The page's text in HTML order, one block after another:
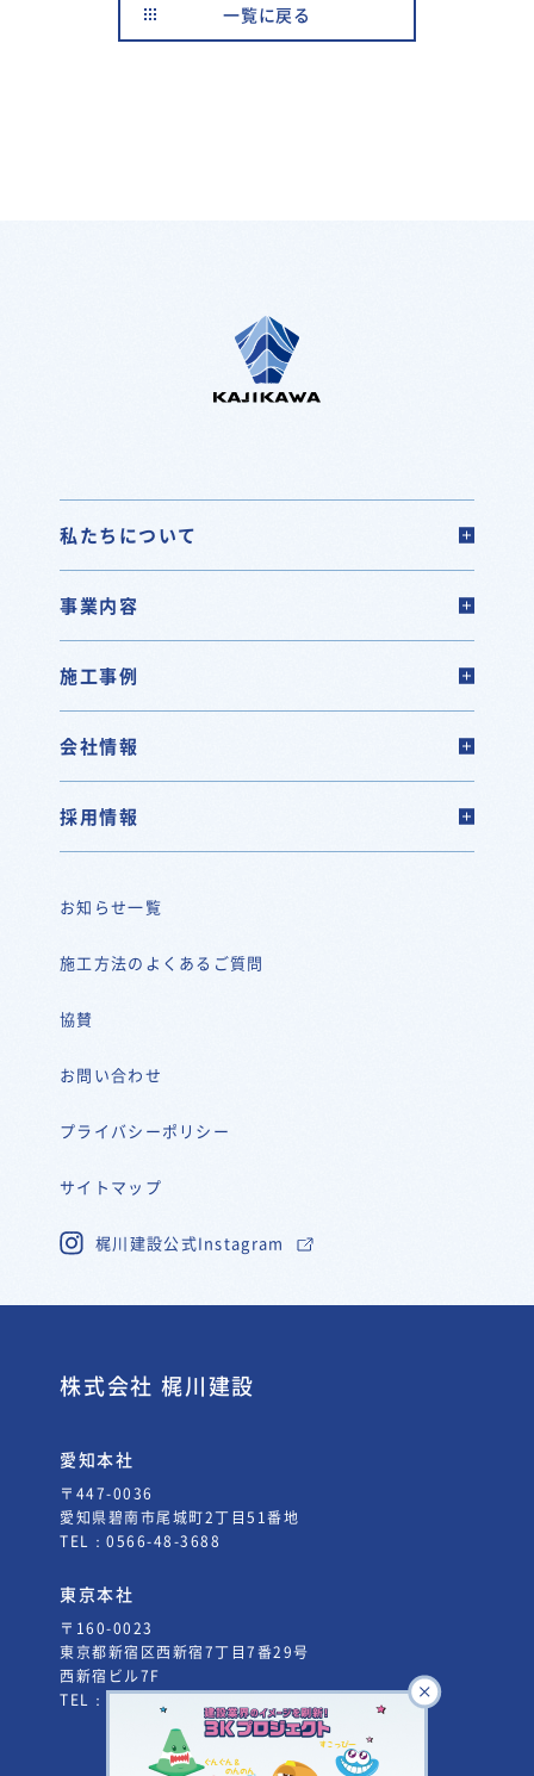
一覧に戻る
私たちについて
事業内容
施工事例
会社情報
採用情報
お知らせ一覧
施工方法のよくあるご質問
協賛
お問い合わせ
プライバシーポリシー
サイトマップ
梶川建設公式Instagram
株式会社 梶川建設
愛知本社
〒447-0036
愛知県碧南市尾城町2丁目51番地
TEL： 0566-48-3688
東京本社
〒160-0023
東京都新宿区西新宿7丁目7番29号
西新宿ビル7F
TEL： 03-5338-3660